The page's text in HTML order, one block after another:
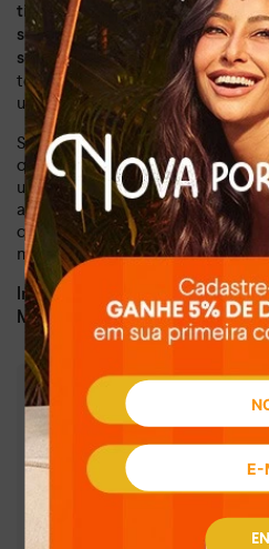
tiras finas e delicadas envolvem
sofisticação
. Já os
detalhes em
sofisticada adicionam um
tornando-a a escolha perfeita
um visual impecável.
Sinta-se segura e confiante
que garante um ajuste perfeito
um evento especial ou para o
acompanhar com estilo e
que alia moda e qualidade e
momentos inesquecíveis.
Indicado para: Dia a dia, lazer,
Material: Sintético
Altura da sola
Cor Metalizado
Referência: